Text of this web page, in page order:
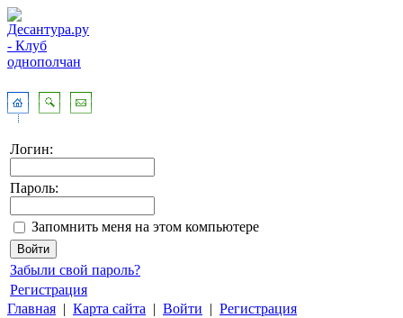
Логин:
Пароль:
Запомнить меня на этом компьютере
Забыли свой пароль?
Регистрация
Главная | Карта сайта | Войти | Регистрация